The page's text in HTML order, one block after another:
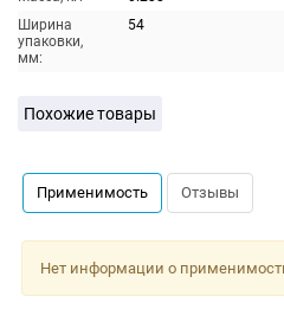
Ширина
упаковки,
мм:
54
Похожие товары
Применимость Отзывы
Нет информации о